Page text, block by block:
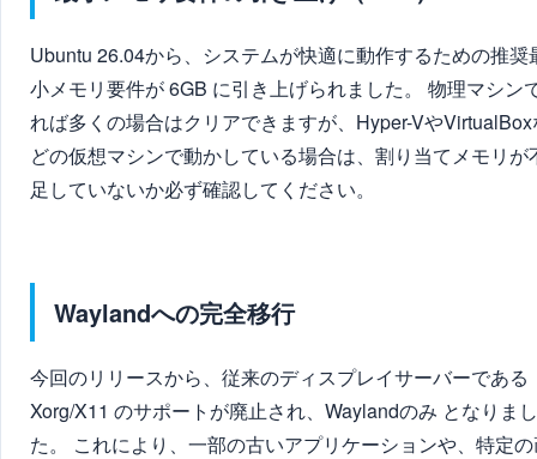
Ubuntu 26.04から、システムが快適に動作するための推奨
小メモリ要件が 6GB に引き上げられました。 物理マシン
れば多くの場合はクリアできますが、Hyper-Vや
どの仮想マシンで動かしている場合は、割り当てメモリが
足していないか必ず確認してください。
Waylandへの完全移行
今回のリリースから、従来のディスプレイサーバーである
Xorg/X11 のサポートが廃止され、Waylandのみ となりまし
た。 これにより、一部の古いアプリケーションや、特定